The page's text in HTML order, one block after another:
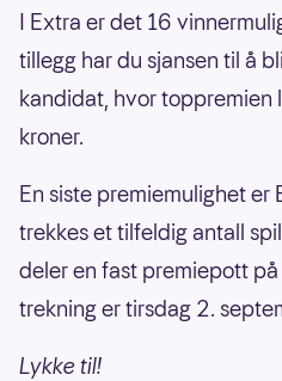
I Extra er det 16
tillegg har du sjansen til å
kandidat, hvor toppremien
kroner.
En siste premiemulighet
trekkes et tilfeldig antall
deler en fast premiepott
trekning er tirsdag 2.
Lykke til!